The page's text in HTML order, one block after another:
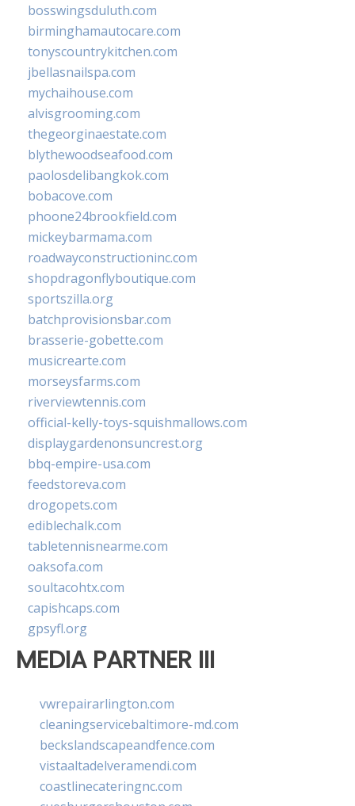
bosswingsduluth.com
birminghamautocare.com
tonyscountrykitchen.com
jbellasnailspa.com
mychaihouse.com
alvisgrooming.com
thegeorginaestate.com
blythewoodseafood.com
paolosdelibangkok.com
bobacove.com
phoone24brookfield.com
mickeybarmama.com
roadwayconstructioninc.com
shopdragonflyboutique.com
sportszilla.org
batchprovisionsbar.com
brasserie-gobette.com
musicrearte.com
morseysfarms.com
riverviewtennis.com
official-kelly-toys-squishmallows.com
displaygardenonsuncrest.org
bbq-empire-usa.com
feedstoreva.com
drogopets.com
ediblechalk.com
tabletennisnearme.com
oaksofa.com
soultacohtx.com
capishcaps.com
gpsyfl.org
MEDIA PARTNER III
vwrepairarlington.com
cleaningservicebaltimore-md.com
beckslandscapeandfence.com
vistaaltadelveramendi.com
coastlinecateringnc.com